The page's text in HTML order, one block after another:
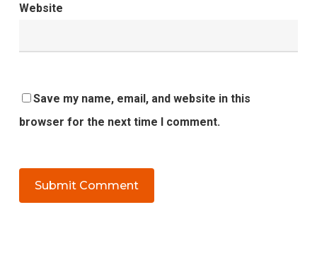
Website
Save my name, email, and website in this
browser for the next time I comment.